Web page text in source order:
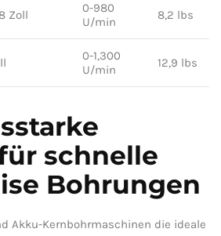
Zoll
0-980⁢
U/min
8,2 lbs
0-1,300
U/min
12,9 lbs
schnelle
Bohrungen
Akku-Kernbohrmaschinen die‍ ideale